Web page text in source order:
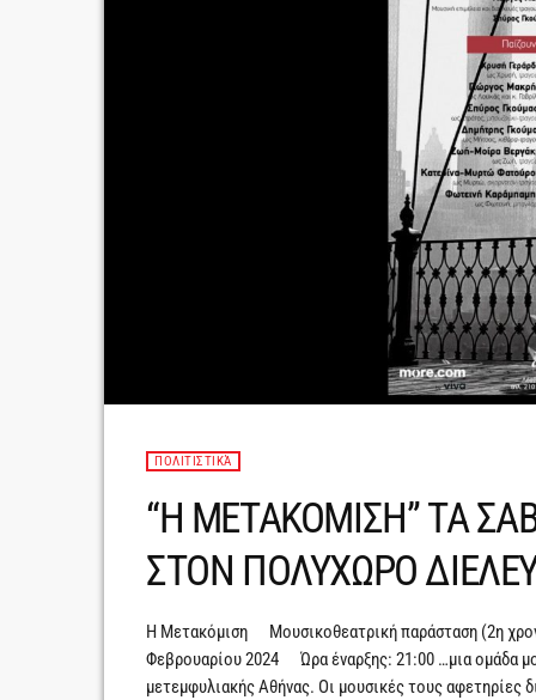
ΠΟΛΙΤΙΣΤΙΚΆ
“Η ΜΕΤΑΚΟΜΙΣΗ” ΤΑ
ΣΤΟΝ ΠΟΛΥΧΩΡΟ
Η Μετακόμιση Μουσικοθεατρική παράσταση
Φεβρουαρίου 2024 Ώρα έναρξης: 21:00 …μια ομάδα
μετεμφυλιακής Αθήνας. Οι μουσικές τους αφετηρίες